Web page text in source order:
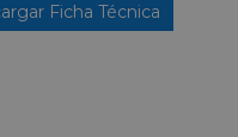
Ficha Técnica